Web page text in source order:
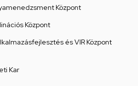
Központ
Központ
és VIR Központ
Kar